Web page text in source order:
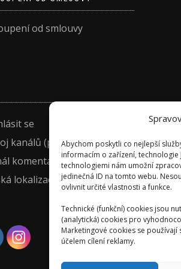
Abychom poskytli co nejlepší
informacím o zařízení,
technologiemi nám umožní
jedinečná ID na tomto webu.
ovlivnit určité vlastnosti a funkce.
Technické (funkční) cookies jsou
(analytická) cookies pro
Marketingové cookies se
účelem cílení reklamy.
od smlouvy
se
kanálů (příspěvky)
komentářů
lokalizace